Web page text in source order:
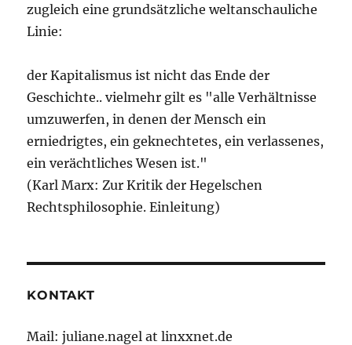
zugleich eine grundsätzliche weltanschauliche
Linie:
der Kapitalismus ist nicht das Ende der
Geschichte.. vielmehr gilt es "alle Verhältnisse
umzuwerfen, in denen der Mensch ein
erniedrigtes, ein geknechtetes, ein verlassenes,
ein verächtliches Wesen ist."
(Karl Marx: Zur Kritik der Hegelschen
Rechtsphilosophie. Einleitung)
KONTAKT
Mail: juliane.nagel at linxxnet.de